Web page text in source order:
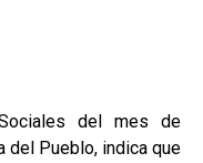
del mes de
del Pueblo, indica que